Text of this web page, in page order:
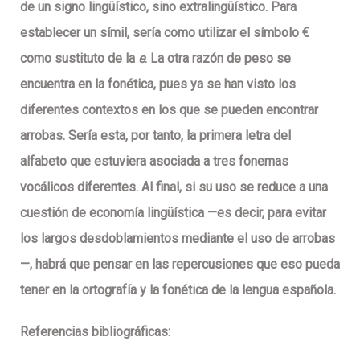
de un signo lingüístico, sino extralingüístico. Para
establecer un símil, sería como utilizar el símbolo €
como sustituto de la e. La otra razón de peso se
encuentra en la fonética, pues ya se han visto los
diferentes contextos en los que se pueden encontrar
arrobas. Sería esta, por tanto, la primera letra del
alfabeto que estuviera asociada a tres fonemas
vocálicos diferentes. Al final, si su uso se reduce a una
cuestión de economía lingüística —es decir, para evitar
los largos desdoblamientos mediante el uso de arrobas
—, habrá que pensar en las repercusiones que eso pueda
tener en la ortografía y la fonética de la lengua española.
Referencias bibliográficas: